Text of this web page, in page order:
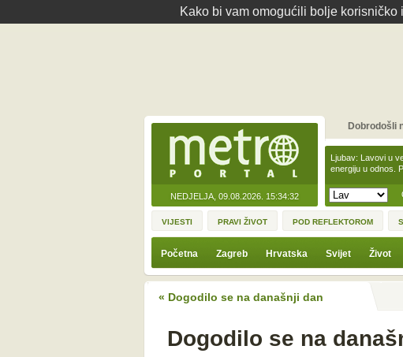
Kako bi vam omogućili bolje
NEDJELJA, 09.08.2026. 15:34:32
Ljubav: Lavovi u
energiju u odnos.
Dobrodošli
VIJESTI PRAVI ŽIVOT POD REFLEKTOROM
Početna Zagreb Hrvatska Svijet Život
« Dogodilo se na današnji dan
Dogodilo se na